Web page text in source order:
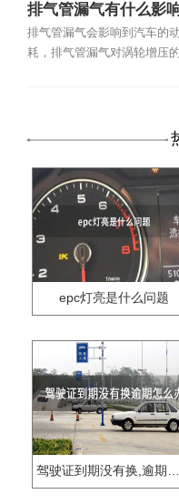
排气管漏气有什么影
排气管漏气会影响到汽车的
耗，排气管漏气对涡轮增压的
epc灯亮是什么问题